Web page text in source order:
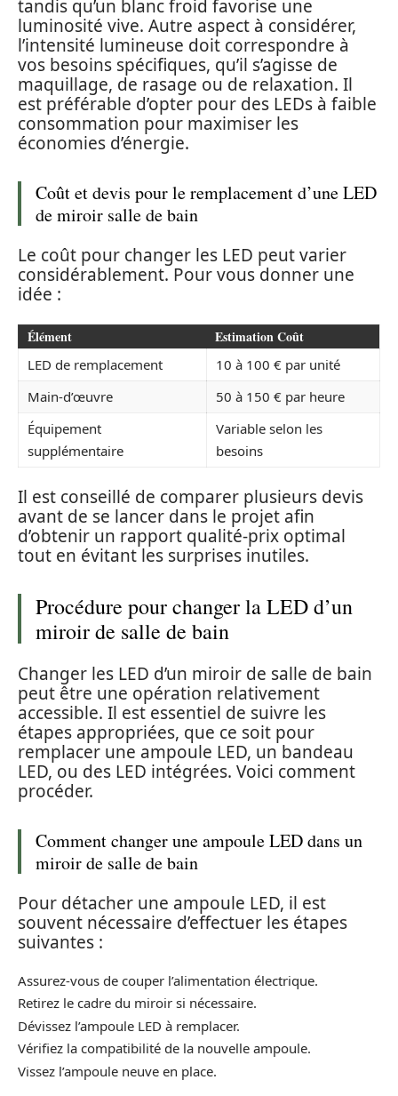
tandis qu’un blanc froid favorise une
luminosité vive. Autre aspect à considérer,
l’intensité lumineuse doit correspondre à
vos besoins spécifiques, qu’il s’agisse de
maquillage, de rasage ou de relaxation. Il
est préférable d’opter pour des LEDs à faible
consommation pour maximiser les
économies d’énergie.
Coût et devis pour le remplacement d’une LED
de miroir salle de bain
Le coût pour changer les LED peut varier
considérablement. Pour vous donner une
idée :
Élément Estimation Coût
LED de remplacement
10 à 100 € par unité
Main-d’œuvre
50 à 150 € par heure
Équipement
supplémentaire
Variable selon les
besoins
Il est conseillé de comparer plusieurs devis
avant de se lancer dans le projet afin
d’obtenir un rapport qualité-prix optimal
tout en évitant les surprises inutiles.
Procédure pour changer la LED d’un
miroir de salle de bain
Changer les LED d’un miroir de salle de bain
peut être une opération relativement
accessible. Il est essentiel de suivre les
étapes appropriées, que ce soit pour
remplacer une ampoule LED, un bandeau
LED, ou des LED intégrées. Voici comment
procéder.
Comment changer une ampoule LED dans un
miroir de salle de bain
Pour détacher une ampoule LED, il est
souvent nécessaire d’effectuer les étapes
suivantes :
Assurez-vous de couper l’alimentation électrique.
Retirez le cadre du miroir si nécessaire.
Dévissez l’ampoule LED à remplacer.
Vérifiez la compatibilité de la nouvelle ampoule.
Vissez l’ampoule neuve en place.